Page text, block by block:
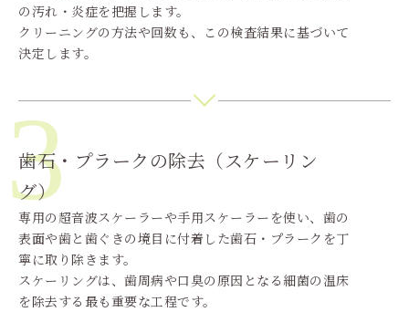
の汚れ・炎症を把握します。
クリーニングの方法や回数も、この検査結果に基づいて
決定します。
3
歯石・プラークの除去（スケーリン
グ）
専用の超音波スケーラーや手用スケーラーを使い、歯の
表面や歯と歯ぐきの境目に付着した歯石・プラークを丁
寧に取り除きます。
スケーリングは、歯周病や口臭の原因となる細菌の温床
を除去する最も重要な工程です。